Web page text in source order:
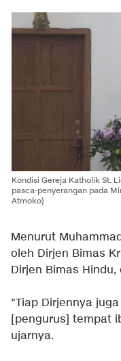
Kondisi Gereja Katholik St.
pasca-penyerangan pada
Atmoko)
Menurut
oleh Dirjen Bimas
Dirjen Bimas
"Tiap Dirjennya
[pengurus] tempat
ujarnya.